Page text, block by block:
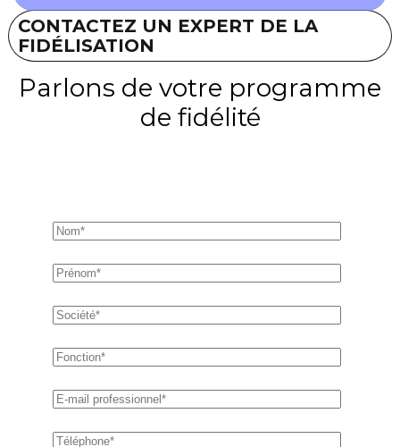
CONTACTEZ UN EXPERT DE LA
FIDÉLISATION
Parlons de votre programme
de fidélité